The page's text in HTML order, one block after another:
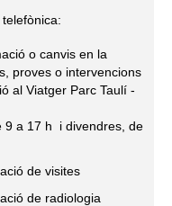
o canvis en la
proves o intervencions
al Viatger Parc Taulí -
9 a 17 h i divendres, de
de visites
de radiologia